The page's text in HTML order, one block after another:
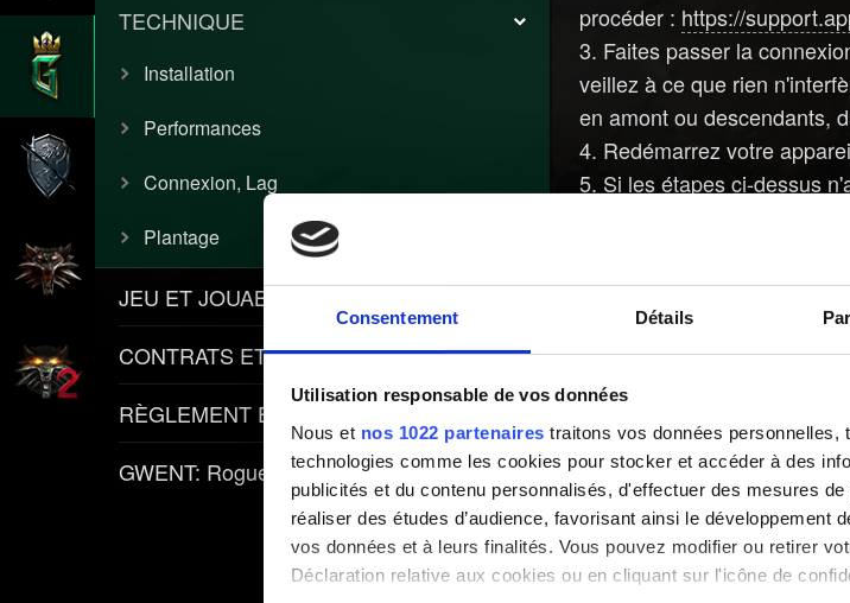
Consentement Détails
Utilisation responsable de vos données
Nous et nos 1022 partenaires traitons vos données personnelles,
technologies comme les cookies pour stocker et accéder à des
publicités et du contenu personnalisés, d'effectuer des mesures
réaliser des études d’audience, favorisant ainsi le développement
vos données et à leurs finalités. Vous pouvez modifier ou retirer
Déclaration relative aux cookies ou en cliquant sur l'icône de
TECHNIQUE
Installation
Performances
Connexion, Lag
Plantage
JEU ET JOUABILITÉ
CONTRATS ET ARTICLES
RÈGLEMENT ET POLITIQUES
GWENT: Rogue Mage
procéder : https://
3. Faites passer la
veillez à ce que rien
en amont ou descendants,
4. Redémarrez votre
5. Si les étapes ci-dessus
Besoin d'aide ?